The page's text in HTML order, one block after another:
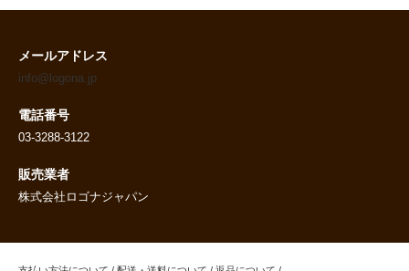
メールアドレス
info@logona.jp
電話番号
03-3288-3122
販売業者
株式会社ロゴナジャパン